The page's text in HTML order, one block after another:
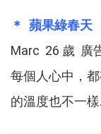
＊ 蘋果綠春天
Marc 26 歲 廣
每個人心中，
的溫度也不一樣